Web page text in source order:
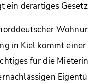
derartiges Gesetz
in Kiel kommt
für die